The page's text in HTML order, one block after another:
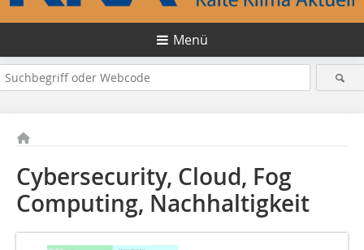
Menü
Cybersecurity, Cloud, Fog
Computing, Nachhaltigkeit